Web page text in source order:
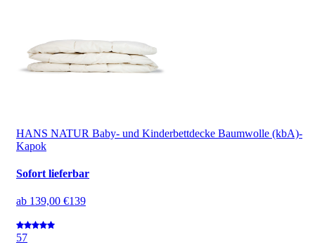
HANS NATUR Baby- und Kinderbettdecke Baumwolle (kbA)-
Kapok
Sofort lieferbar
ab 139,00 €139
57